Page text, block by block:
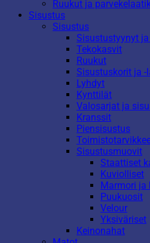
Ruukut ja
Sisustus
Sisustus
Sisustustyynyt
Tekokasvit
Ruukut
Sisustuskorit ja -
Lyhdyt
Kynttilät
Valosarjat ja
Kranssit
Piensisustus
Sisustusmuovit
Staattiset
Kuviolliset
Marmori ja
Puukuosit
Velour
Yksiväriset
Keinonahat